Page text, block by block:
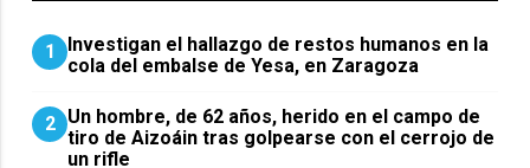
1
Investigan el hallazgo de restos humanos en la
cola del embalse de Yesa, en Zaragoza
2 Un hombre, de 62 años, herido en el campo de
tiro de Aizoáin tras golpearse con el cerrojo de
un rifle